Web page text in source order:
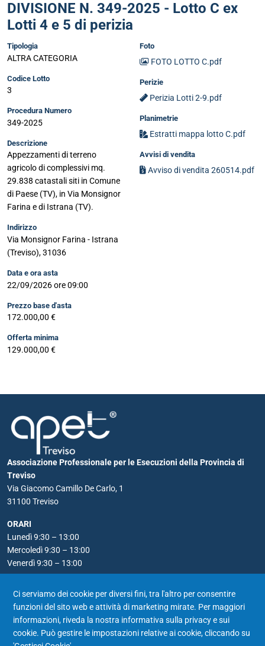
DIVISIONE N. 349-2025 - Lotto C ex
Lotti 4 e 5 di perizia
Tipologia
ALTRA CATEGORIA
Codice Lotto
3
Procedura Numero
349-2025
Descrizione
Appezzamenti di terreno
agricolo di complessivi mq.
29.838 catastali siti in Comune
di Paese (TV), in Via Monsignor
Farina e di Istrana (TV).
Indirizzo
Via Monsignor Farina - Istrana
(Treviso), 31036
Data e ora asta
22/09/2026 ore 09:00
Prezzo base d'asta
172.000,00 €
Offerta minima
129.000,00 €
Foto
FOTO LOTTO C.pdf
Perizie
Perizia Lotti 2-9.pdf
Planimetrie
Estratti mappa lotto C.pdf
Avvisi di vendita
Avviso di vendita 260514.pdf
Associazione Professionale per le Esecuzioni della Provincia di
Treviso
Via Giacomo Camillo De Carlo, 1
31100 Treviso
ORARI
Lunedì 9:30 – 13:00
Mercoledì 9:30 – 13:00
Venerdì 9:30 – 13:00
Telefono: 0422 590556
Email:apet@notariato.it
PEC: apet@postacertificata.notariato.it
Ci serviamo dei cookie per diversi fini, tra l'altro per consentire
funzioni del sito web e attività di marketing mirate. Per maggiori
informazioni, riveda la nostra informativa sulla privacy e sui
cookie. Può gestire le impostazioni relative ai cookie, cliccando su